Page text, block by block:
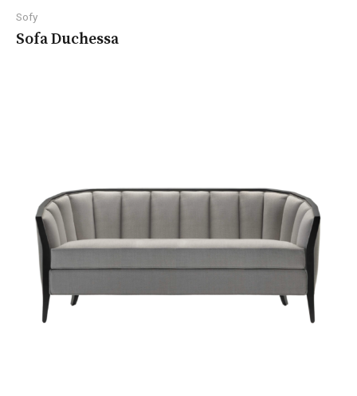
Sofy
Sofa Duchessa